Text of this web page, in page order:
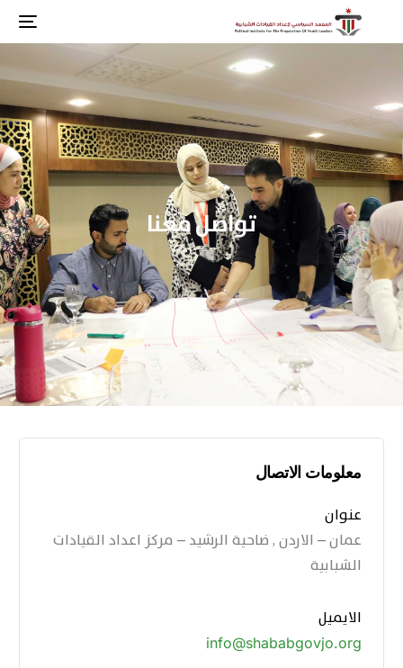
تواصل معنا
معلومات الاتصال
عنوان
عمان – الاردن , ضاحية الرشيد – مركز اعداد القيادات
الشبابية
الايميل
info@shababgovjo.org